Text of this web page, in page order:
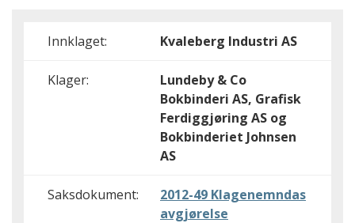
Innklaget: Kvaleberg Industri AS
Klager:
Lundeby & Co
Bokbinderi AS, Grafisk
Ferdiggjøring AS og
Bokbinderiet Johnsen
AS
Saksdokument:
2012-49 Klagenemndas
avgjørelse